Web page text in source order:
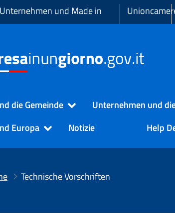
und Made in
die Gemeinde
Unternehmen und
Europa
Notizie Help
Technische Vorschriften